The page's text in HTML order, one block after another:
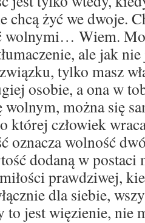
chcą żyć we dwoje.
wolnymi… Wiem.
ale jak nie
tylko masz
osobie, a ona w
wolnym, można się
której człowiek
oznacza wolność
dodaną w postaci
prawdziwej,
dla siebie,
to jest więzienie, nie